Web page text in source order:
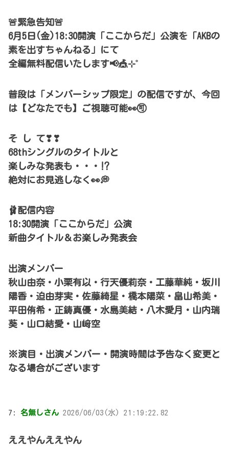
🚨緊急告知🚨
6月5日(金)18:30開演「ここからだ」公演を「AKBの
素を出すちゃんねる」にて
全編無料配信いたします📢🎪⊹˚
普段は「メンバーシップ限定」の配信ですが、今回
は【どなたでも】ご視聴可能👀🉑
そ し て❣❣
68thシングルのタイトルと
楽しみな発表も・・・⁉
絶対にお見逃しなく👀💭
🩰配信内容
18:30開演「ここからだ」公演
新曲タイトル＆お楽しみ発表会
出演メンバー
秋山由奈・小栗有以・行天優莉奈・工藤華純・坂川
陽香・迫由芽実・佐藤綺星・橋本陽菜・畠山希美・
平田侑希・正鋳真優・水島美結・八木愛月・山内瑞
葵・山口結愛・山﨑空
※演目・出演メンバー・開演時間は予告なく変更と
なる場合がございます
7: 名無しさん 2026/06/03(水) 21:19:22.82
ええやんええやん